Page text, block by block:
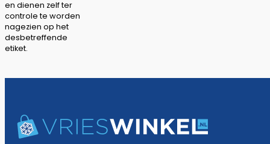
en dienen zelf ter
controle te worden
nagezien op het
desbetreffende
etiket.